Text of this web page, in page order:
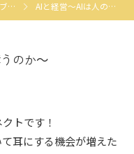
ブログ AIと経営～AIは人の仕事を奪うのか～
のか～
トです！
耳にする機会が増えた